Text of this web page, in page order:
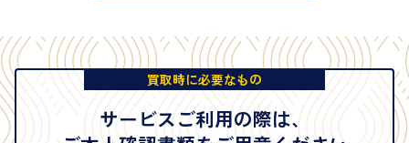
買取時に必要なもの
サービスご利用の際は、